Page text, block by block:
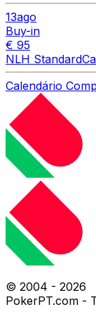
13ago
Buy-in
€ 95
NLH Standard
Calendário
© 2004 - 2026
PokerPT.com -